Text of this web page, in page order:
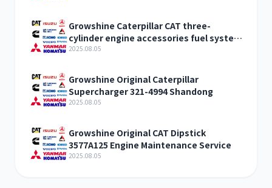
Growshine Caterpillar CAT three-
cylinder engine accessories fuel system
inquiry
2025.08.05
Growshine Original Caterpillar
Supercharger 321-4994 Shandong
2025.08.05
Growshine Original CAT Dipstick
3577A125 Engine Maintenance Service
2025.08.05